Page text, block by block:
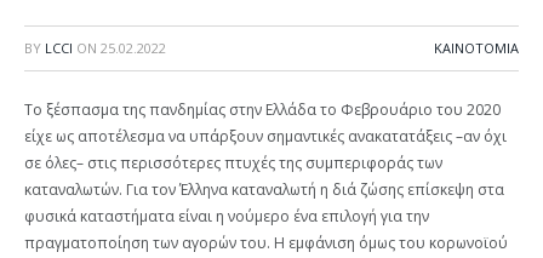
BY LCCI ON 25.02.2022 ΚΑΙΝΟΤΟΜΙΑ
Το ξέσπασμα της πανδημίας στην Ελλάδα το Φεβρουάριο του 2020
είχε ως αποτέλεσμα να υπάρξουν σημαντικές ανακατατάξεις –αν όχι
σε όλες– στις περισσότερες πτυχές της συμπεριφοράς των
καταναλωτών. Για τον Έλληνα καταναλωτή η διά ζώσης επίσκεψη στα
φυσικά καταστήματα είναι η νούμερο ένα επιλογή για την
πραγματοποίηση των αγορών του. Η εμφάνιση όμως του κορωνοϊού